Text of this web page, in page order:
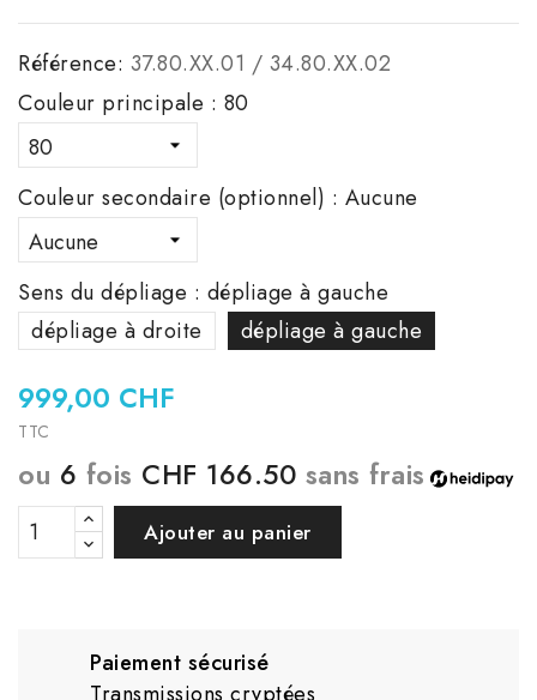
Référence: 37.80.XX.01 / 34.80.XX.02
Couleur principale : 80
Couleur secondaire (optionnel) : Aucune
Sens du dépliage : dépliage à gauche
dépliage à droite
dépliage à gauche
999,00 CHF
TTC
ou 6 fois CHF 166.50 sans frais
Ajouter au panier
Paiement sécurisé